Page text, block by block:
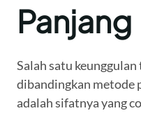
Panjang
Salah satu keunggulan
dibandingkan metode
adalah sifatnya yang